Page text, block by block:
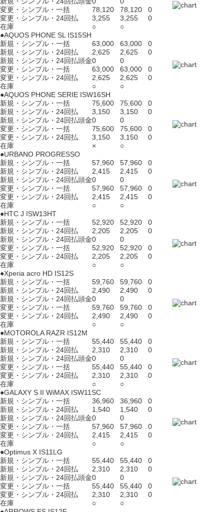
変更・シンプル・一括
78,120 78,120
0
変更・シンプル・24回払
3,255 3,255
0
在庫
○
○
●AQUOS PHONE SL IS15SH
新規・シンプル・一括
63,000 63,000
0
新規・シンプル・24回払
2,625 2,625
0
新規・シンプル・24回払頭金0
0
変更・シンプル・一括
63,000 63,000
0
変更・シンプル・24回払
2,625 2,625
0
在庫
○
○
●AQUOS PHONE SERIE ISW16SH
新規・シンプル・一括
75,600 75,600
0
新規・シンプル・24回払
3,150 3,150
0
新規・シンプル・24回払頭金0
0
変更・シンプル・一括
75,600 75,600
0
変更・シンプル・24回払
3,150 3,150
0
在庫
×
○
●URBANO PROGRESSO
新規・シンプル・一括
57,960 57,960
0
新規・シンプル・24回払
2,415 2,415
0
新規・シンプル・24回払頭金0
0
変更・シンプル・一括
57,960 57,960
0
変更・シンプル・24回払
2,415 2,415
0
在庫
○
○
●HTC J ISW13HT
新規・シンプル・一括
52,920 52,920
0
新規・シンプル・24回払
2,205 2,205
0
新規・シンプル・24回払頭金0
0
変更・シンプル・一括
52,920 52,920
0
変更・シンプル・24回払
2,205 2,205
0
在庫
○
○
●Xperia acro HD IS12S
新規・シンプル・一括
59,760 59,760
0
新規・シンプル・24回払
2,490 2,490
0
新規・シンプル・24回払頭金0
0
変更・シンプル・一括
59,760 59,760
0
変更・シンプル・24回払
2,490 2,490
0
在庫
○
○
●MOTOROLA RAZR IS12M
新規・シンプル・一括
55,440 55,440
0
新規・シンプル・24回払
2,310 2,310
0
新規・シンプル・24回払頭金0
0
変更・シンプル・一括
55,440 55,440
0
変更・シンプル・24回払
2,310 2,310
0
在庫
○
○
●GALAXY S II WiMAX ISW11SC
新規・シンプル・一括
36,960 36,960
0
新規・シンプル・24回払
1,540 1,540
0
新規・シンプル・24回払頭金0
0
変更・シンプル・一括
57,960 57,960
0
変更・シンプル・24回払
2,415 2,415
0
在庫
○
○
●Optimus X IS11LG
新規・シンプル・一括
55,440 55,440
0
新規・シンプル・24回払
2,310 2,310
0
新規・シンプル・24回払頭金0
0
変更・シンプル・一括
55,440 55,440
0
変更・シンプル・24回払
2,310 2,310
0
在庫
○
○